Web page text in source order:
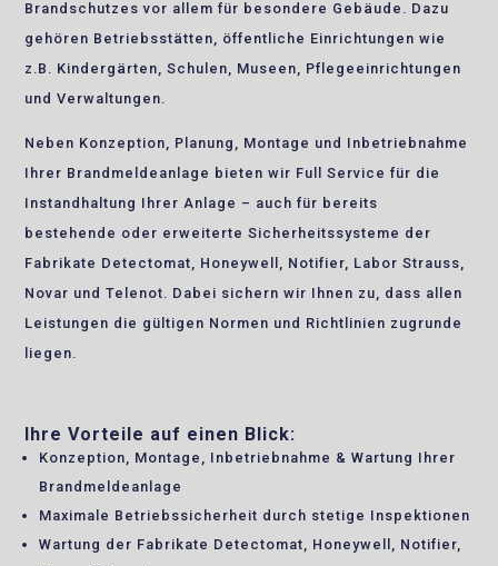
Brandschutzes vor allem für besondere Gebäude. Dazu
gehören Betriebsstätten, öffentliche Einrichtungen wie
z.B. Kindergärten, Schulen, Museen, Pflegeeinrichtungen
und Verwaltungen.
Neben Konzeption, Planung, Montage und Inbetriebnahme
Ihrer Brandmeldeanlage bieten wir Full Service für die
Instandhaltung Ihrer Anlage – auch für bereits
bestehende oder erweiterte Sicherheitssysteme der
Fabrikate Detectomat, Honeywell, Notifier, Labor Strauss,
Novar und Telenot. Dabei sichern wir Ihnen zu, dass allen
Leistungen die gültigen Normen und Richtlinien zugrunde
liegen.
Ihre Vorteile auf einen Blick:
Konzeption, Montage, Inbetriebnahme & Wartung Ihrer
Brandmeldeanlage
Maximale Betriebssicherheit durch stetige Inspektionen
Wartung der Fabrikate Detectomat, Honeywell, Notifier,